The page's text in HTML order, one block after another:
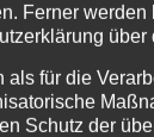
Ferner
als für die
Schutz der